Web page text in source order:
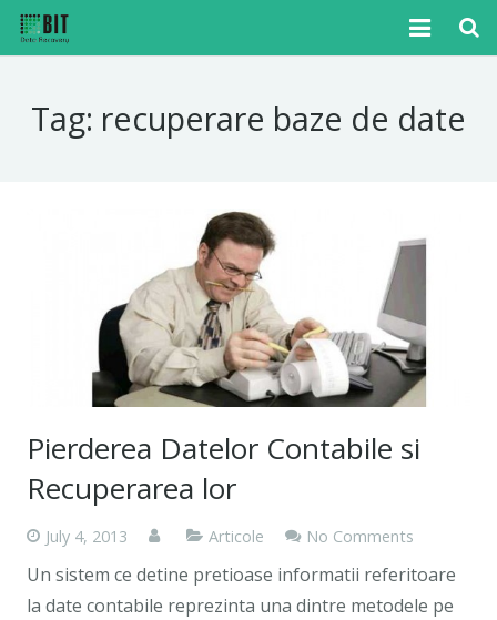
Cazuri
Tag: recuperare baze de date
Pierderea Datelor Contabile si
Recuperarea lor
July 4, 2013 Articole No Comments
Un sistem ce detine pretioase informatii referitoare
la date contabile reprezinta una dintre metodele pe